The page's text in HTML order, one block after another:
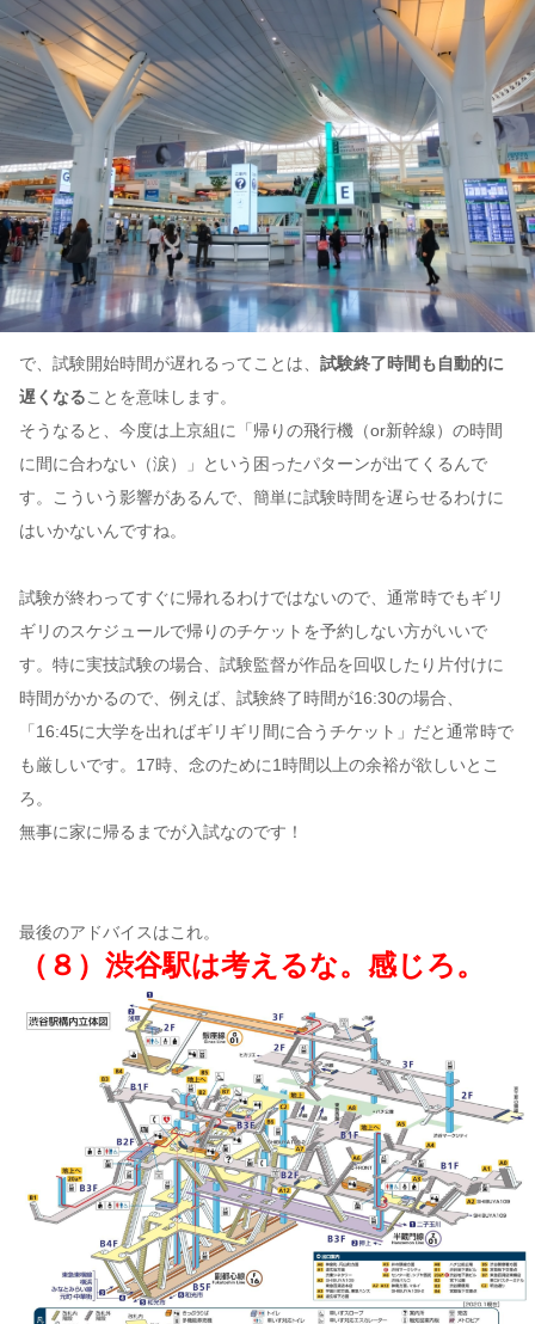
で、試験開始時間が遅れるってことは、 試験終了時間も自動的に
遅くなることを意味します。
そうなると、今度は上京組に「帰りの飛行機（or新幹線）の時間
に間に合わない（涙）」という困ったパターンが出てくるんで
す。こういう影響があるんで、簡単に試験時間を遅らせるわけに
はいかないんですね。
試験が終わってすぐに帰れるわけではないので、通常時でもギリ
ギリのスケジュールで帰りのチケットを予約しない方がいいで
す。特に実技試験の場合、試験監督が作品を回収したり片付けに
時間がかかるので、例えば、試験終了時間が16:30の場合、
「16:45に大学を出ればギリギリ間に合うチケット」だと通常時で
も厳しいです。17時、念のために1時間以上の余裕が欲しいとこ
ろ。
無事に家に帰るまでが入試なのです！
最後のアドバイスはこれ。
（８）渋谷駅は考えるな。感じろ。